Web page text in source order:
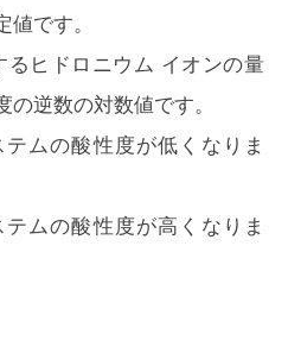
です。
るヒドロニウム イオンの量
逆数の対数値です。
ムの酸性度が低くなりま
ムの酸性度が高くなりま